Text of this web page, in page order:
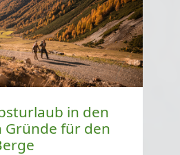
in den
Gründe für den